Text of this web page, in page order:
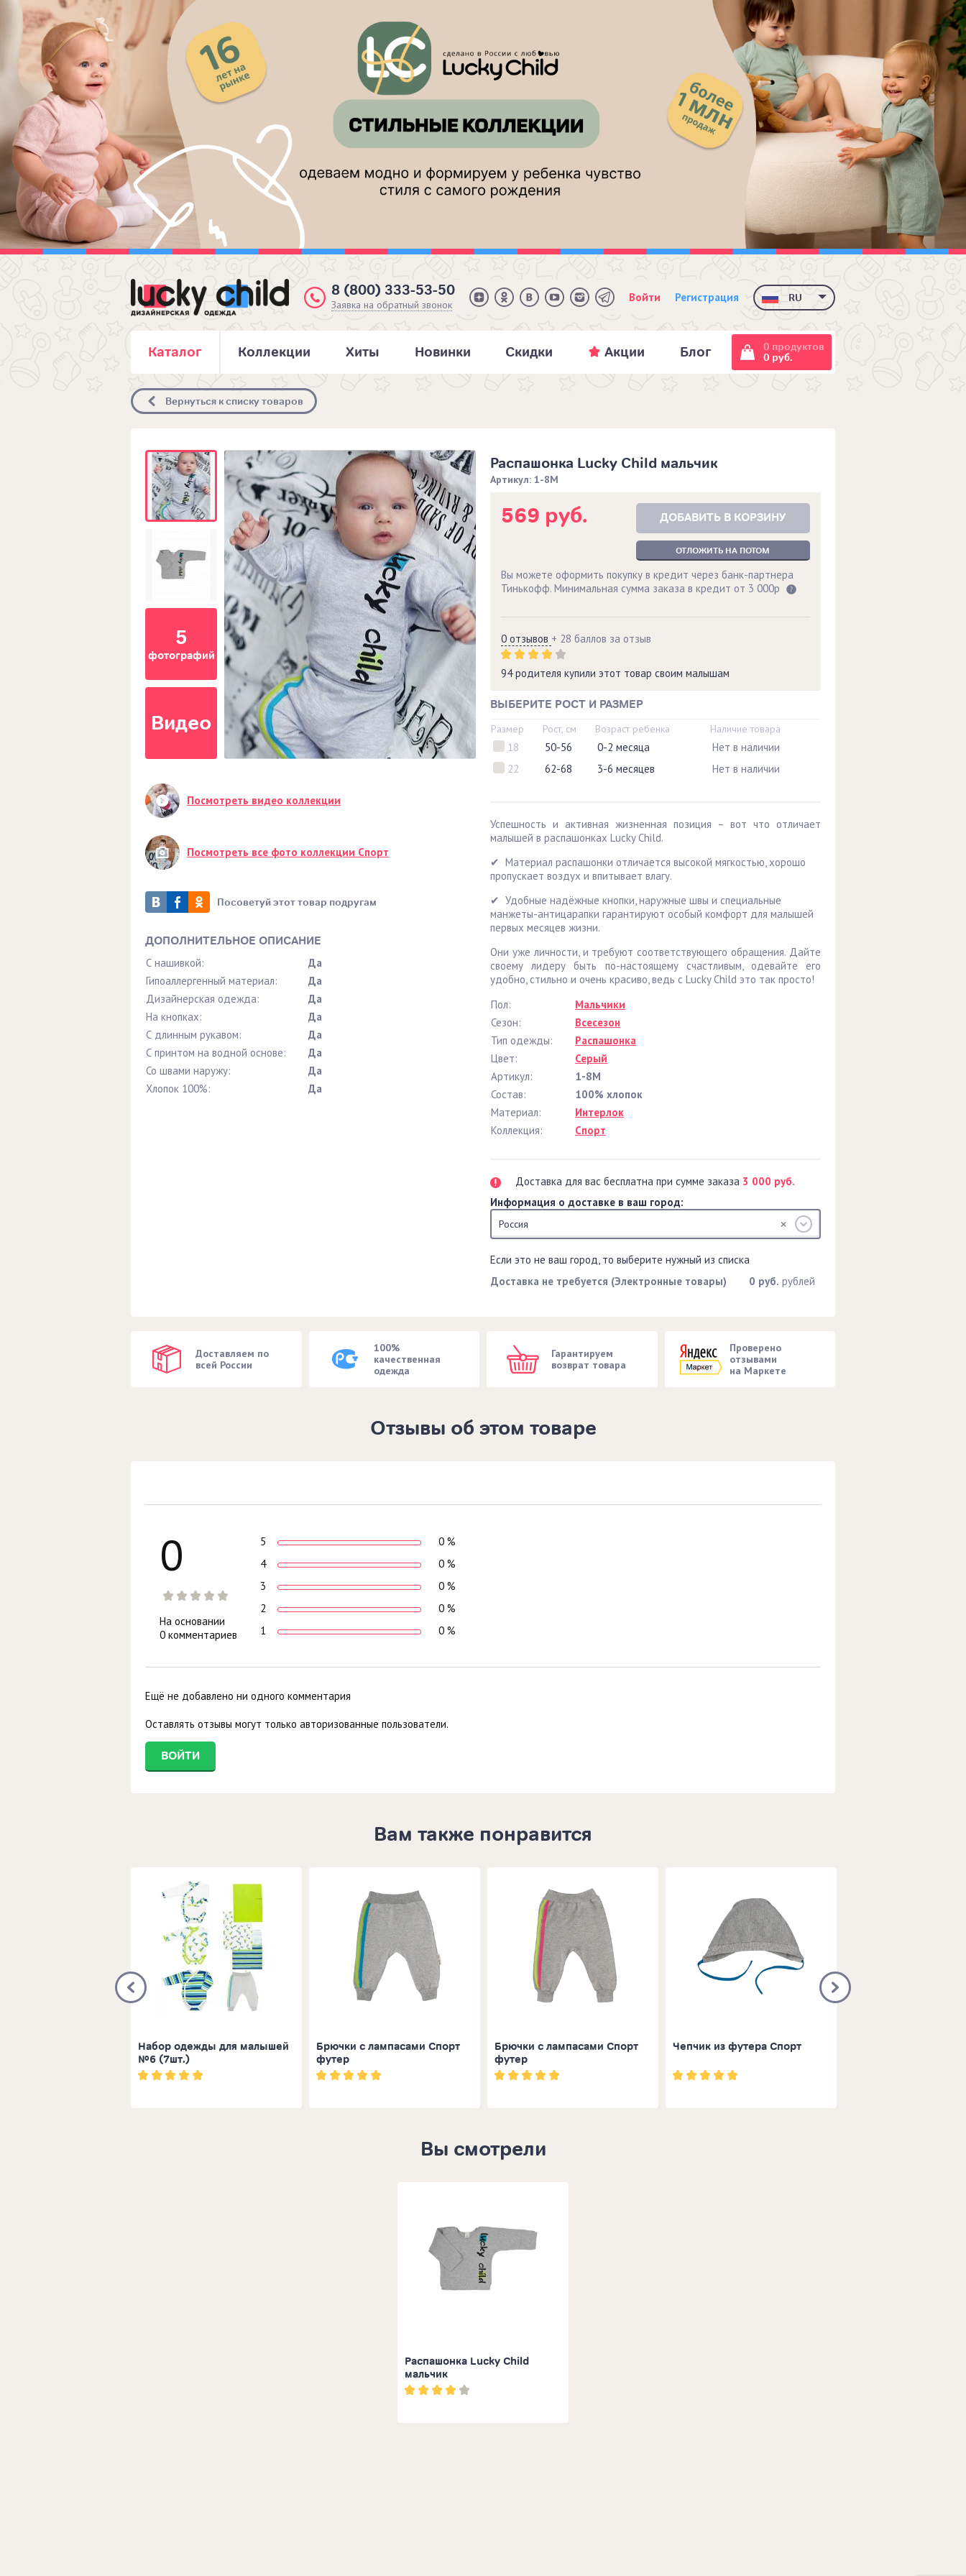
8 (800) 333-53-50
Заявка на обратный звонок
Войти Регистрация RU
Каталог Коллекции Хиты Новинки Скидки Акции Блог
0 продуктов
0 руб.
Вернуться к списку товаров
5
фотографий
Видео
Посмотреть видео коллекции
Посмотреть все фото коллекции Спорт
Посоветуй этот товар подругам
ДОПОЛНИТЕЛЬНОЕ ОПИСАНИЕ
С нашивкой:
Да
Гипоаллергенный материал:
Да
Дизайнерская одежда:
Да
На кнопках:
Да
С длинным рукавом:
Да
С принтом на водной основе:
Да
Со швами наружу:
Да
Хлопок 100%:
Да
Распашонка Lucky Child мальчик
Артикул: 1-8М
569 руб. ДОБАВИТЬ В КОРЗИНУ
ОТЛОЖИТЬ НА ПОТОМ
Вы можете оформить покупку в кредит через банк-партнера
Тинькофф. Минимальная сумма заказа в кредит от 3 000р
0 отзывов + 28 баллов за отзыв
94 родителя купили этот товар своим малышам
ВЫБЕРИТЕ РОСТ И РАЗМЕР
Размер Рост, см Возраст ребенка Наличие товара
18 50-56 0-2 месяца
Нет в наличии
22
62-68 3-6 месяцев Нет в наличии
Успешность и активная жизненная позиция – вот что отличает
малышей в распашонках Lucky Child.
✔ Материал распашонки отличается высокой мягкостью, хорошо
пропускает воздух и впитывает влагу.
✔ Удобные надёжные кнопки, наружные швы и специальные
манжеты-антицарапки гарантируют особый комфорт для малышей
первых месяцев жизни.
Они уже личности, и требуют соответствующего обращения. Дайте
своему лидеру быть по-настоящему счастливым, одевайте его
удобно, стильно и очень красиво, ведь с Lucky Child это так просто!
Пол:
Мальчики
Сезон:
Всесезон
Тип одежды:
Распашонка
Цвет:
Серый
Артикул:
1-8М
Состав:
100% хлопок
Материал:
Интерлок
Коллекция:
Спорт
Доставка для вас бесплатна при сумме заказа 3 000 руб.
Информация о доставке в ваш город:
Россия
Если это не ваш город, то выберите нужный из списка
Доставка не требуется (Электронные товары)
0 руб. рублей
Доставляем по
всей России
100%
качественная
одежда
Гарантируем
возврат товара
Проверено
отзывами
на Маркете
Отзывы об этом товаре
0
На основании
0 комментариев
5
0 %
4
0 %
3
0 %
2
0 %
1
0 %
Ещё не добавлено ни одного комментария
Оставлять отзывы могут только авторизованные пользователи.
ВОЙТИ
Вам также понравится
Набор одежды для малышей
№6 (7шт.)
Брючки с лампасами Спорт
футер
Брючки с лампасами Спорт
футер
Чепчик из футера Спорт
Вы смотрели
Распашонка Lucky Child
мальчик